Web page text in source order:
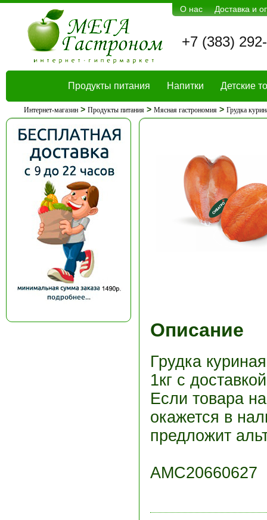
О нас Доставка и
+7 (383)
Продукты питания Напитки Детские
Интернет-магазин> Продукты питания> Мясная гастрономия> Грудка
Описание
Грудка
1кг с
Если товара
окажется в
предложит
АМС20660627